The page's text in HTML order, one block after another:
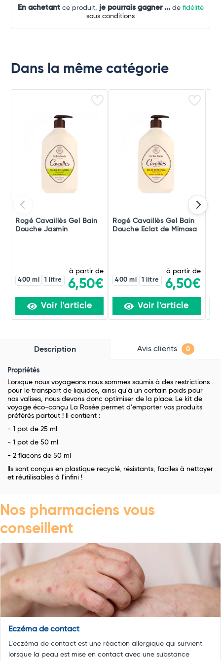
En achetantce produit, je pourrais gagner ...de fidélité
sous conditions
Dans la même catégorie
Rogé Cavaillès Gel Bain
Douche Jasmin
400 ml 1 litre
à partir de
6,50€
Voir l'article
Rogé Cavaillès Gel Bain
Douche Eclat de Mimosa
400 ml 1 litre
à partir de
6,50€
Voir l'article
Description Avis clients 0
Propriétés
Lorsque nous voyageons nous sommes soumis à des restrictions
pour le transport de liquides, ainsi qu'à un certain poids pour
nos valises, nous devons donc optimiser de la place. Le kit de
voyage éco-conçu La Rosée permet d'emporter vos produits
préférés partout ! Il contient :
- 1 pot de 25 ml
- 1 pot de 50 ml
- 2 flacons de 50 ml
Ils sont conçus en plastique recyclé, résistants, faciles à nettoyer
et réutilisables à l'infini !
Nos pharmaciens vous
conseillent
Eczéma de contact
L’eczéma de contact est une réaction allergique qui survient
lorsque la peau est mise en contact avec une substance